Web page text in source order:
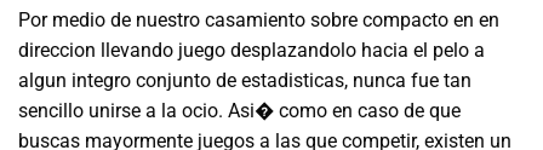
Por medio de nuestro casamiento sobre compacto en en
direccion llevando juego desplazandolo hacia el pelo a
algun integro conjunto de estadisticas, nunca fue tan
sencillo unirse a la ocio. Asi� como en caso de que
buscas mayormente juegos a las que competir, existen un